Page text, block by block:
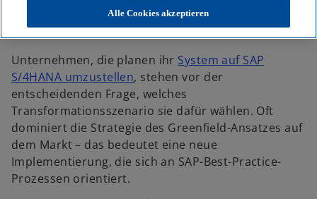
e
e
R
e
g
i
s
t
e
r
k
a
r
t
e
g
e
ö
n
e
e
R
e
g
i
s
t
e
r
k
a
r
t
e
g
e
ö
n
e
e
R
e
g
i
s
t
e
r
k
a
r
t
e
g
Greenfield, Brownfield oder das Beste von beidem: SAP S/4HANA im
Unternehmen, die planen ihr System auf SAP
S/4HANA umzustellen, stehen vor der
entscheidenden Frage, welches
Transformationsszenario sie dafür wählen. Oft
dominiert die Strategie des Greenfield-Ansatzes auf
dem Markt – das bedeutet eine neue
Implementierung, die sich an SAP-Best-Practice-
Prozessen orientiert.
Alle Cookies akzeptieren